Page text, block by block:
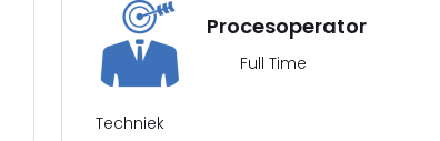
Procesoperator
Full Time
Techniek